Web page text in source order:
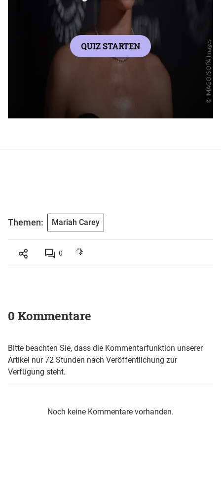
Themen: Mariah Carey
0
0 Kommentare
Bitte beachten Sie, dass die Kommentarfunktion unserer
Artikel nur 72 Stunden nach Veröffentlichung zur
Verfügung steht.
Noch keine Kommentare vorhanden.